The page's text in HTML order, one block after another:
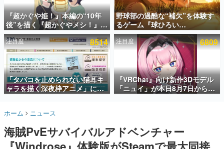
アプリセール情報
インタビュー
連載・特集一覧
殿堂入り記事
SNS拡散数が数千以上！ ページビュー数万以上！ などな
ど。多くの人々に読まれた、電ファミ渾身の“殿堂入り”記
事をまとめました。
名作ゲームクリエイターの方々に製作時のエピソードをお
きます。
『超かぐや姫！』本編の“10年
後”を描く『超かぐやメシ！』
Web連載決定。新たなWebマン
ガレーベル「ビビビコミック」
にて特別話が掲載スタート、あ
のお話には…まだ続きがある！
野球部の過酷な“補欠”を体験す
るゲーム『球ひろい
Simulator』が「1件」のウィッ
シュリストをもとにチェコ語に
対応しSNSで話題に。『キング
ダム・カム』開発元やチェコの
プロ野球選手から称賛の声
注目度 8514
「タバコを止められない猫耳キ
ャラを描く深夜枠アニメ」に視
聴者の一部から批判意見。違法
て、BPOが議論を交わす
注目度 6809
『VRChat』向け新作3Dモデル
「ニュイ」が本日8月7日から
BOOTHにて発売。瞳に光る星
ホーム ニュース
海賊PvEサバイバルアドベンチャー
『Windrose』体験版がSteamで最大同接